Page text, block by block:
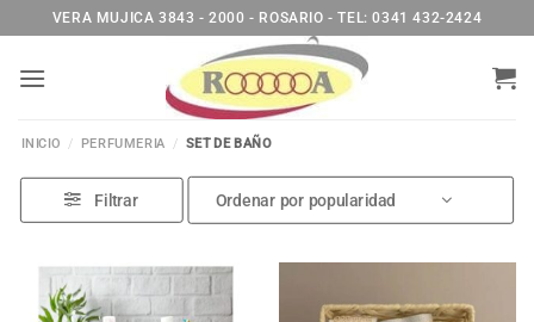
al
contenido
VERA MUJICA 3843 - 2000 - ROSARIO - TEL: 0341 432-2424
INICIO / PERFUMERIA / SET DE BAÑO
Filtrar